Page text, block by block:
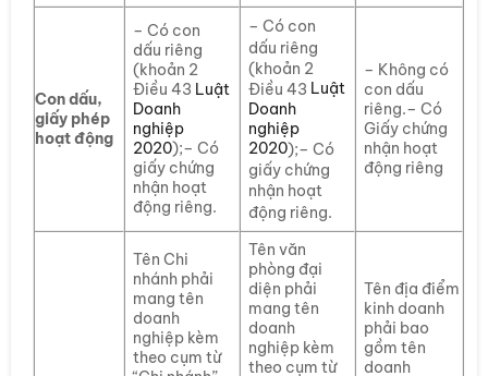
Con dấu,
giấy phép
hoạt động
– Có con
dấu riêng
(khoản 2
Điều 43 Luật
Doanh
nghiệp
2020);– Có
giấy chứng
nhận hoạt
động riêng.
– Có con
dấu riêng
(khoản 2
Điều 43 Luật
Doanh
nghiệp
2020);– Có
giấy chứng
nhận hoạt
động riêng.
– Không có
con dấu
riêng.– Có
Giấy chứng
nhận hoạt
động riêng
Tên Chi
nhánh phải
mang tên
doanh
nghiệp kèm
theo cụm từ
Tên văn
phòng đại
diện phải
mang tên
doanh
nghiệp kèm
theo cụm từ
Tên địa điểm
kinh doanh
phải bao
gồm tên
doanh